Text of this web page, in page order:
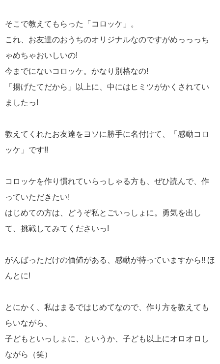
そこで教えてもらった「コロッケ」。
これ、お友達のおうちのオリジナルなのですがめっっっち
ゃめちゃおいしいの!
今までにないコロッケ。かなり別格なの!
「揚げたてだから」以上に、中にはヒミツがかくされてい
ましたっ!
教えてくれたお友達をヨソに勝手に名付けて、「感動コロ
ッケ」です!!
コロッケを作り慣れていらっしゃる方も、ぜひ読んで、作
っていただきたい!
はじめての方は、どうぞ私とごいっしょに。勇気を出し
て、挑戦してみてくださいっ!
がんばっただけの価値がある、感動が待っていますから!! ほ
んとに!
とにかく、私はまるではじめてなので、作り方を教えても
らいながら、
子どもといっしょに、というか、子ども以上にオロオロし
ながら（笑）